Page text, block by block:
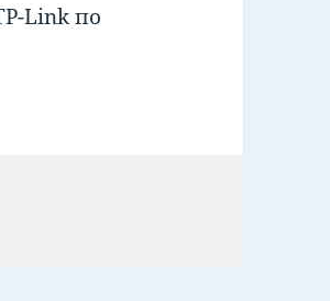
Link по